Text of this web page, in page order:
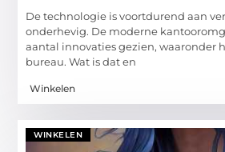
De technologie is voortdurend aan
onderhevig. De moderne
aantal innovaties gezien, waaronder
bureau. Wat is dat en
Winkelen
WINKELEN